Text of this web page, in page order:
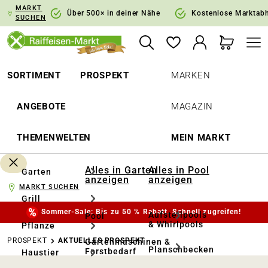
Zur Hauptnavigation springen
MARKT
SUCHEN
Über 500× in deiner Nähe Kostenlose
SORTIMENT PROSPEKT
ANGEBOTE
THEMENWELTEN
MARKEN
MAGAZIN
MEIN MARKT
Garten
Grill
Pflanze
Haustier
Alles in Garten
anzeigen
Pool
Gartenmaschinen &
Forstbedarf
Alles in Pool
anzeigen
Aufstellpools
& Whirlpools
Planschbecken
MARKT SUCHEN
Sommer-Sale: Bis zu 50 % Rabatt. Schnell zugreifen!
PROSPEKT AKTUELLES PROSPEKT